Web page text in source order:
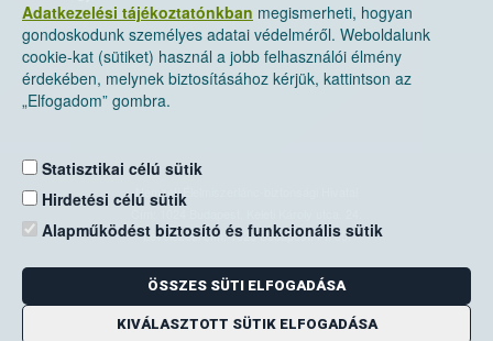
Adatkezelési tájékoztatónkban megismerheti, hogyan
gondoskodunk személyes adatai védelméről. Weboldalunk
cookie-kat (sütiket) használ a jobb felhasználói élmény
érdekében, melynek biztosításához kérjük, kattintson az
„Elfogadom” gombra.
Statisztikai célú sütik
Hirdetési célú sütik
Alapműködést biztosító és funkcionális sütik
ÖSSZES SÜTI ELFOGADÁSA
KIVÁLASZTOTT SÜTIK ELFOGADÁSA
Nemzeti Élelmiszerlánc-biztonsági Hivatal
Levelezési cím: 1525 Budapest. Pf. 30.
E-mail:ugyfelszolgalat@nebih.gov.hu
Zöld szám: 06-80/263-244